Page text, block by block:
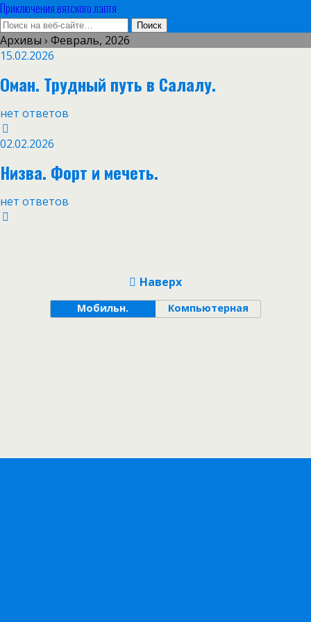
Приключения вятского лаптя
Архивы › Февраль, 2026
15.02.2026
Оман. Трудный путь в Салалу.
нет ответов
02.02.2026
Низва. Форт и мечеть.
нет ответов
Наверх
Мобильн. Компьютерная